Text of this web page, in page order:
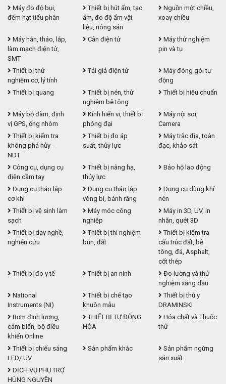
Máy đo độ bụi,
đếm hạt tiểu phân
Thiết bị hút ẩm, tạo
ẩm, đo độ ẩm vật
liệu, nông sản
Nguồn một chiều,
xoay chiều
Máy hàn, tháo, lắp,
làm mạch điện tử,
SMT
Cân điện tử
Máy thử nghiệm
pin và tụ
Thiết bị thử
nghiệm cơ, lý tính
Tải giả điện tử
Máy đóng gói tự
động
Thiết bị quang
Thiết bị nén, thử
nghiệm bê tông
Thiết bị hiệu chuẩn
Máy bộ đàm, định
vị GPS, ống nhòm
Kính hiển vi, thiết bị
phóng đại
Máy nội soi,
Camera
Thiết bị kiểm tra
không phá hủy -
NDT
Thiết bị đo áp
suất, thủy lực
Máy trắc địa, toàn
đạc, khảo sát
Công cụ, dụng cụ
điện cầm tay
Thiết bị nâng hạ,
thủy lực
Bảo hộ lao động
Dụng cụ tháo lắp
cơ khí
Dụng cụ tháo lắp
vòng bi, bánh răng
Dụng cụ dùng khí
nén
Thiết bị vệ sinh làm
sạch
Máy móc công
nghiệp
Máy in 3D, UV, in
nhãn, quét 3D
Thiết bị dạy nghề,
nghiên cứu
Thiết bị thí nghiệm
bùn, đất
Thiết bị kiểm tra
cấu trúc đất, bê
tông, đá, Asphalt,
cốt thép
Thiết bị đo y tế
Thiết bị an ninh
Đo lường và thử
nghiệm xăng dầu
National
Instruments (NI)
Thiết bị chế tạo
khuôn mẫu
Thiết bị thú y
DRAMINSKI
Bơm định lượng,
cảm biến, bộ điều
khiển Online
THIẾT BỊ TỰ ĐỘNG
HÓA
Hóa chất và Thuốc
thử
Thiết bị chiếu sáng
LED/ UV
Sản phẩm khác
Sản phẩm ngừng
sản xuất
DỊCH VỤ PHỤ TRỢ
HÙNG NGUYÊN